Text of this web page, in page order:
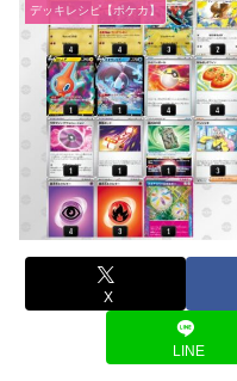
デッキレシピ【ポケカ】
X
LINE